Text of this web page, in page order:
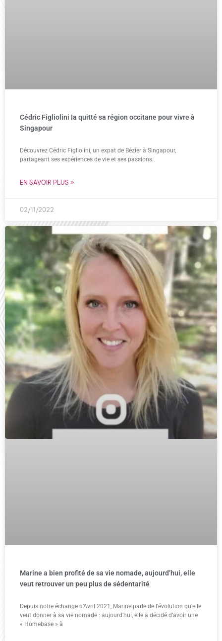
Cédric Figliolini Ia quitté sa région occitane pour vivre à
Singapour
Découvrez Cédric Figliolini, un expat de Bézier à Singapour,
partageant ses expériences de vie et ses passions.
EN SAVOIR PLUS »
02/11/2022
Marine a bien profité de sa vie nomade, aujourd’hui, elle
veut retrouver un peu plus de sédentarité
Depuis notre échange d’Avril 2021, Marine parle de l’évolution qu’elle
veut donner à sa vie nomade : aujourd’hui, elle a décidé d’avoir une
« Homebase » à